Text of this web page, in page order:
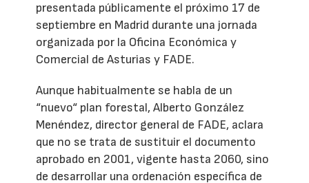
presentada públicamente el próximo 17 de
septiembre en Madrid durante una jornada
organizada por la Oficina Económica y
Comercial de Asturias y FADE.
Aunque habitualmente se habla de un
“nuevo“ plan forestal, Alberto González
Menéndez, director general de FADE, aclara
que no se trata de sustituir el documento
aprobado en 2001, vigente hasta 2060, sino
de desarrollar una ordenación específica de